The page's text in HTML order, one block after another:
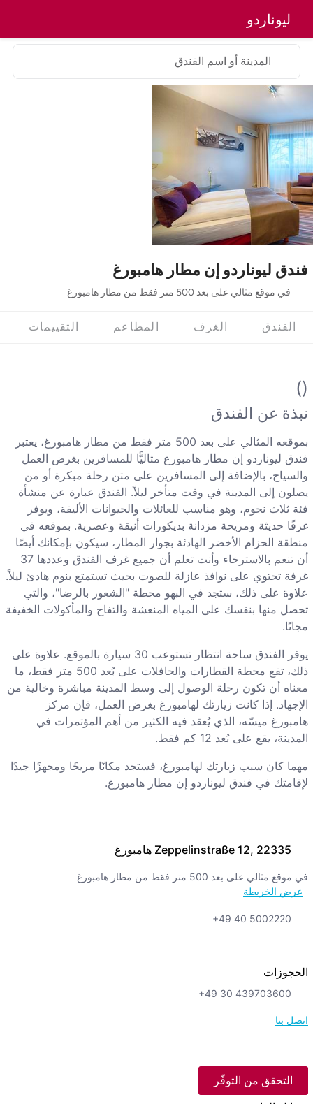
ليوناردو
فندق ليوناردو إن مطار هامبورغ
في موقع مثالي على بعد 500 متر فقط من مطار هامبورغ
المدينة أو اسم الفندق
الفندق الغرف المطاعم التقييمات
Zeppelinstraße 12, 22335 هامبورغ
في موقع مثالي على بعد 500 متر فقط من مطار هامبورغ
عرض الخريطة
+49 40 5002220
الحجوزات
+49 30 439703600
اتصل بنا
التحقق من التوفّر
()
نبذة عن الفندق
بموقعه المثالي على بعد 500 متر فقط من مطار هامبورغ، يعتبر
فندق ليوناردو إن مطار هامبورغ مثاليًّا للمسافرين بغرض العمل
والسياح، بالإضافة إلى المسافرين على متن رحلة مبكرة أو من
يصلون إلى المدينة في وقت متأخر ليلاً. الفندق عبارة عن منشأة
فئة ثلاث نجوم، وهو مناسب للعائلات والحيوانات الأليفة، ويوفر
غرفًا حديثة ومريحة مزدانة بديكورات أنيقة وعصرية. بموقعه في
منطقة الحزام الأخضر الهادئة بجوار المطار، سيكون بإمكانك أيضًا
أن تنعم بالاسترخاء وأنت تعلم أن جميع غرف الفندق وعددها 37
غرفة تحتوي على نوافذ عازلة للصوت بحيث تستمتع بنوم هادئ ليلاً.
علاوة على ذلك، ستجد في البهو محطة "الشعور بالرضا"، والتي
تحصل منها بنفسك على المياه المنعشة والتفاح والمأكولات الخفيفة
مجانًا.
يوفر الفندق ساحة انتظار تستوعب 30 سيارة بالموقع. علاوة على
ذلك، تقع محطة القطارات والحافلات على بُعد 500 متر فقط، ما
معناه أن تكون رحلة الوصول إلى وسط المدينة مباشرة وخالية من
الإجهاد. إذا كانت زيارتك لهامبورغ بغرض العمل، فإن مركز
هامبورغ ميسّه، الذي يُعقد فيه الكثير من أهم المؤتمرات في
المدينة، يقع على بُعد 12 كم فقط.
مهما كان سبب زيارتك لهامبورغ، فستجد مكانًا مريحًا ومجهزًا جيدًا
لإقامتك في فندق ليوناردو إن مطار هامبورغ.